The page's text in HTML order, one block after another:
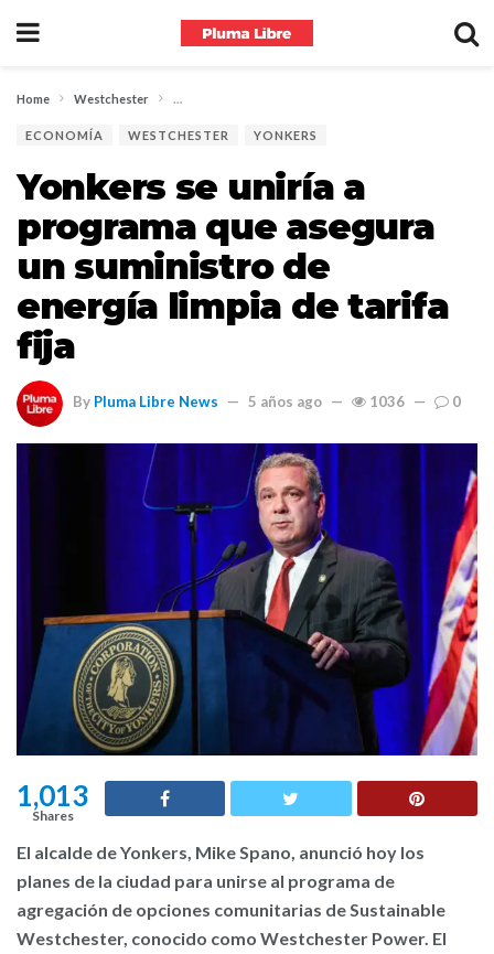
Home Westchester Yonkers se uniría a programa que asegura un
ECONOMÍA WESTCHESTER YONKERS
Yonkers se uniría a
programa que asegura
un suministro de
energía limpia de tarifa
fija
By Pluma Libre News 5 años ago 1036 0
1,013
Shares
El alcalde de Yonkers, Mike Spano, anunció hoy los
planes de la ciudad para unirse al programa de
agregación de opciones comunitarias de Sustainable
Westchester, conocido como Westchester Power. El